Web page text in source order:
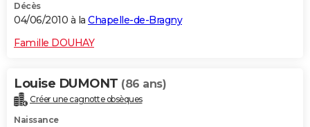
Décès
04/06/2010 à la Chapelle-de-Bragny
Famille DOUHAY
Louise DUMONT (86 ans)
Créer une cagnotte obsèques
Naissance